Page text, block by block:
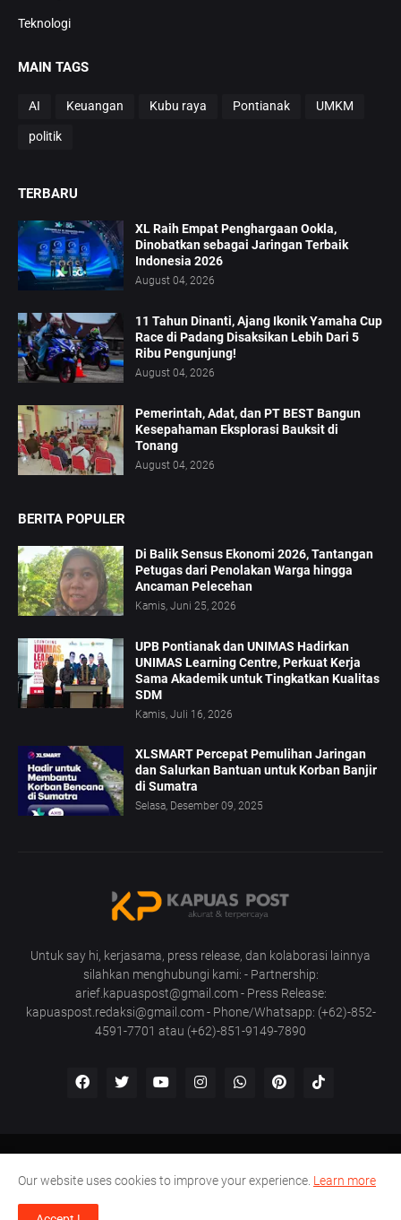
Teknologi
MAIN TAGS
AI Keuangan Kubu raya Pontianak UMKM
politik
TERBARU
XL Raih Empat Penghargaan Ookla,
Dinobatkan sebagai Jaringan Terbaik
Indonesia 2026
August 04, 2026
11 Tahun Dinanti, Ajang Ikonik Yamaha Cup
Race di Padang Disaksikan Lebih Dari 5
Ribu Pengunjung!
August 04, 2026
Pemerintah, Adat, dan PT BEST Bangun
Kesepahaman Eksplorasi Bauksit di
Tonang
August 04, 2026
BERITA POPULER
Di Balik Sensus Ekonomi 2026, Tantangan
Petugas dari Penolakan Warga hingga
Ancaman Pelecehan
Kamis, Juni 25, 2026
UPB Pontianak dan UNIMAS Hadirkan
UNIMAS Learning Centre, Perkuat Kerja
Sama Akademik untuk Tingkatkan Kualitas
SDM
Kamis, Juli 16, 2026
XLSMART Percepat Pemulihan Jaringan
dan Salurkan Bantuan untuk Korban Banjir
di Sumatra
Selasa, Desember 09, 2025
Untuk say hi, kerjasama, press release, dan kolaborasi lainnya
silahkan menghubungi kami: - Partnership:
arief.kapuaspost@gmail.com - Press Release:
kapuaspost.redaksi@gmail.com - Phone/Whatsapp: (+62)-852-
4591-7701 atau (+62)-851-9149-7890
Pedoman Media Siber
Disclaimer
Our website uses cookies to improve your experience. Learn more